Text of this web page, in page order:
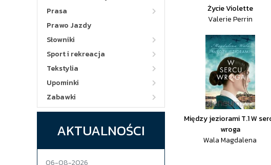
Prasa
Prawo Jazdy
Słowniki
Sport i rekreacja
Tekstylia
Upominki
Zabawki
AKTUALNOŚCI
06-08-2026
Życie Violette
Valerie Perrin
Między jeziorami T.1 W
wroga
Wala Magdalena